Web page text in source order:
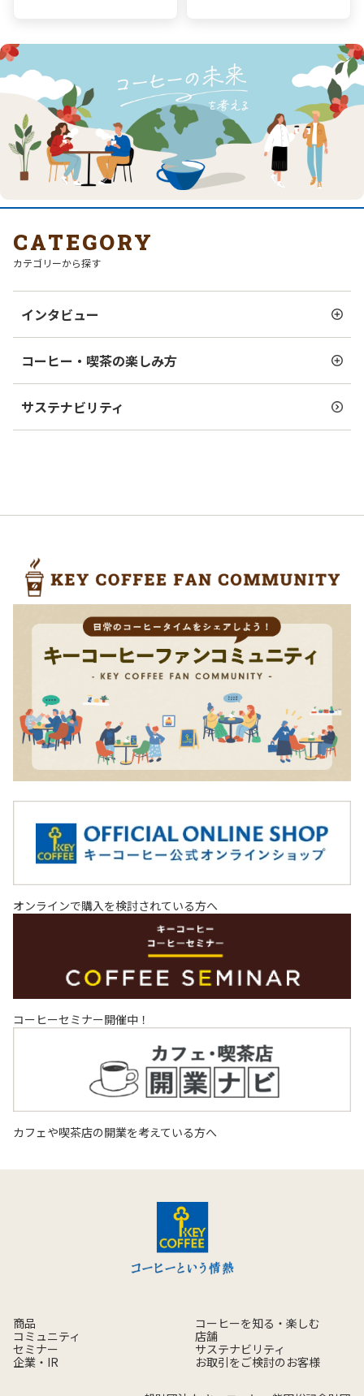
CATEGORY
カテゴリーから探す
インタビュー
コーヒー・喫茶の楽しみ方
サステナビリティ
オンラインで購入を検討されている方へ
コーヒーセミナー開催中！
カフェや喫茶店の開業を考えている方へ
商品
コーヒーを知る・楽しむ
コミュニティ
店舗
セミナー
サステナビリティ
企業・IR
お取引をご検討のお客様